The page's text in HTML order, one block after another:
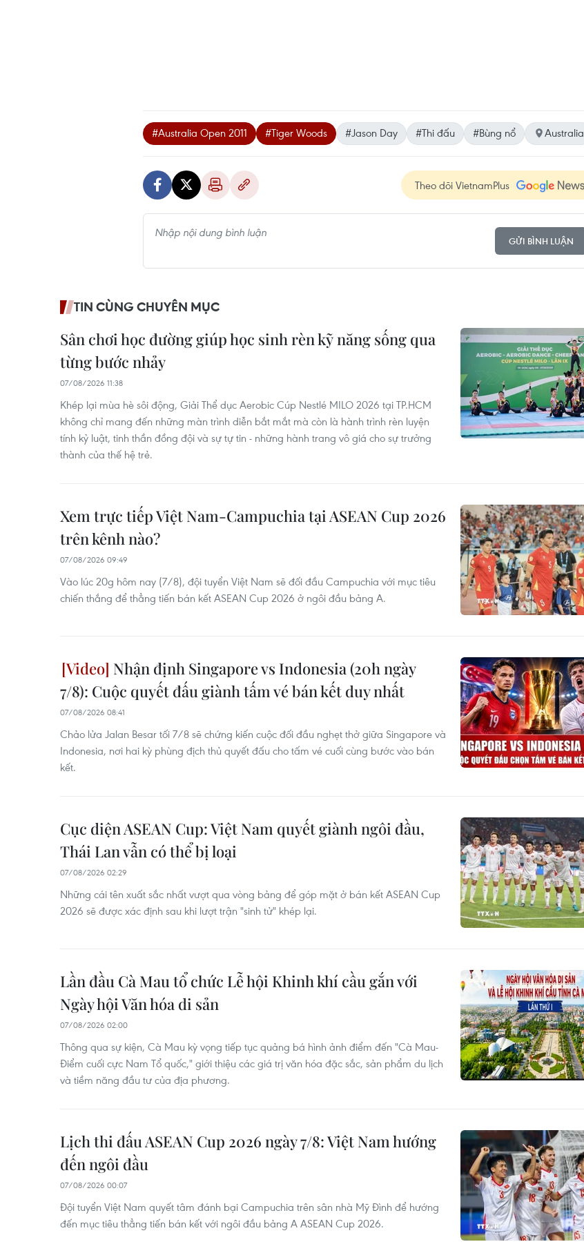
#Australia Open 2011 #Tiger Woods #Jason Day #Thi đấu #Bùng nổ Australia
Theo dõi VietnamPlus
GỬI BÌNH LUẬN
TIN CÙNG CHUYÊN MỤC
Sân chơi học đường giúp học sinh rèn kỹ năng sống qua
từng bước nhảy
07/08/2026 11:38
Khép lại mùa hè sôi động, Giải Thể dục Aerobic Cúp Nestlé MILO 2026 tại TP.HCM
không chỉ mang đến những màn trình diễn bắt mắt mà còn là hành trình rèn luyện
tính kỷ luật, tinh thần đồng đội và sự tự tin - những hành trang vô giá cho sự trưởng
thành của thế hệ trẻ.
Xem trực tiếp Việt Nam-Campuchia tại ASEAN Cup 2026
trên kênh nào?
07/08/2026 09:49
Vào lúc 20g hôm nay (7/8), đội tuyển Việt Nam sẽ đối đầu Campuchia với mục tiêu
chiến thắng để thẳng tiến bán kết ASEAN Cup 2026 ở ngôi đầu bảng A.
Nhận định Singapore vs Indonesia (20h ngày
7/8): Cuộc quyết đấu giành tấm vé bán kết duy nhất
07/08/2026 08:41
Chảo lửa Jalan Besar tối 7/8 sẽ chứng kiến cuộc đối đầu nghẹt thở giữa Singapore và
Indonesia, nơi hai kỳ phùng địch thủ quyết đấu cho tấm vé cuối cùng bước vào bán
kết.
Cục diện ASEAN Cup: Việt Nam quyết giành ngôi đầu,
Thái Lan vẫn có thể bị loại
07/08/2026 02:29
Những cái tên xuất sắc nhất vượt qua vòng bảng để góp mặt ở bán kết ASEAN Cup
2026 sẽ được xác định sau khi lượt trận "sinh tử" khép lại.
Lần đầu Cà Mau tổ chức Lễ hội Khinh khí cầu gắn với
Ngày hội Văn hóa di sản
07/08/2026 02:00
Thông qua sự kiện, Cà Mau kỳ vọng tiếp tục quảng bá hình ảnh điểm đến "Cà Mau-
Điểm cuối cực Nam Tổ quốc," giới thiệu các giá trị văn hóa đặc sắc, sản phẩm du lịch
và tiềm năng đầu tư của địa phương.
Lịch thi đấu ASEAN Cup 2026 ngày 7/8: Việt Nam hướng
đến ngôi đầu
07/08/2026 00:07
Đội tuyển Việt Nam quyết tâm đánh bại Campuchia trên sân nhà Mỹ Đình để hướng
đến mục tiêu thẳng tiến bán kết với ngôi đầu bảng A ASEAN Cup 2026.